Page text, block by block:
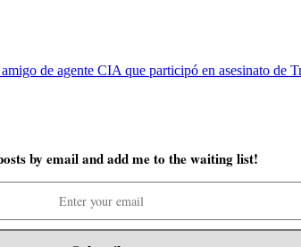
de agente CIA que participó en asesinato de
by email and add me to the waiting list!